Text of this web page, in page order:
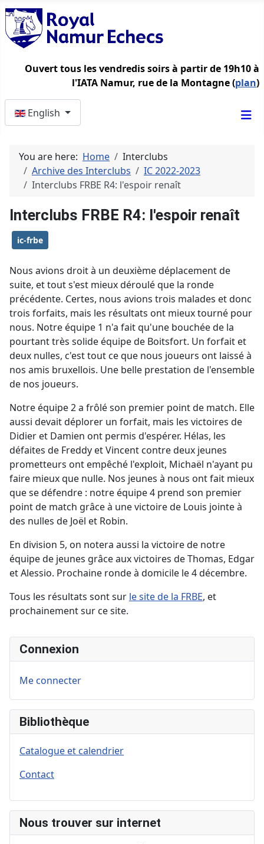
Ouvert tous les vendredis soirs à partir de 19h10 à
l'IATA Namur, rue de la Montagne (plan)
English
You are here: Home
Interclubs
Archive des Interclubs
IC 2022-2023
Interclubs FRBE R4: l'espoir renaît
Interclubs FRBE R4: l'espoir renaît
ic-frbe
Nous avions droit à un deuxième déplacement de
suite, et tout s'est mieux déroulé que la ronde
précédente. Certes, nous avions trois malades et donc
trois forfaits, mais les résultats ont mieux tourné pour
nous. Notre équipe 1 n'a fait qu'une bouchée de la
pourtant très solide équipe de Boitsfort. Un forfait et
deux nulles, c'est tout ce que nous joueurs ont laissé à
nos amis bruxellois. Une belle prestation de l'ensemble
de nos joueurs.
Notre équipe 2 a frôlé son premier point de match. Elle
aussi devait déplorer un forfait, mais les victoires de
Didier et Damien ont permis d'espérer. Hélas, les
défaites de Freddy et Vincent contre deux jeunes
prometteurs ont empêché l'exploit, Michaël n'ayant pu
faire mieux que nulle. Nos jeunes à nous ont fait mieux
que se défendre : notre équipe 4 prend son premier
point de match grâce à une victoire de Louis jointe à
des nulles de Joël et Robin.
En division 5, on notera aussi la victoire de notre
équipe de jeunes grâce aux victoires de Thomas, Edgar
et Alessio. Prochaine ronde à domicile le 4 décembre.
Tous les résultats sont sur le site de la FRBE, et
prochainement sur ce site.
Connexion
Me connecter
Bibliothèque
Catalogue et calendrier
Contact
Nous trouver sur internet